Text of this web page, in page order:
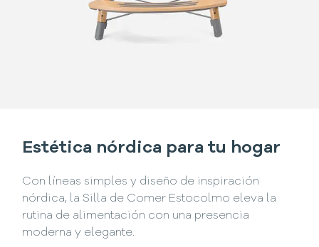
Estética nórdica para tu hogar
Con líneas simples y diseño de inspiración
nórdica, la Silla de Comer Estocolmo eleva la
rutina de alimentación con una presencia
moderna y elegante.